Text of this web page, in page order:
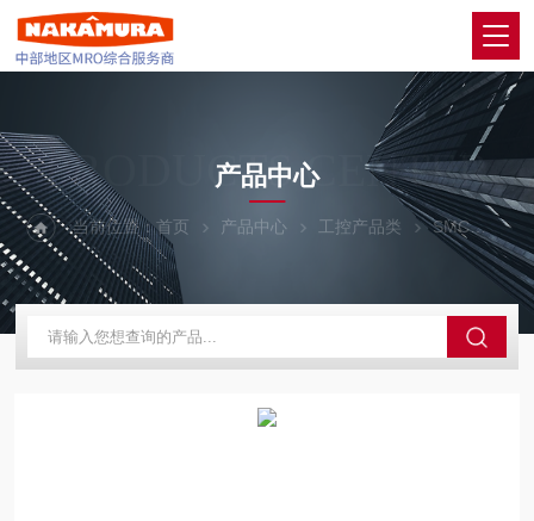
PRODUCTS CENTER
产品中心
当前位置：首页 产品中心 工控产品类 SMC